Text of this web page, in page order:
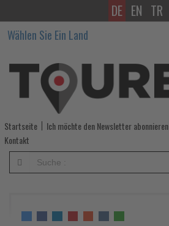
alltours
lädt
Reisebüros
zu
Inforeise
nach
Rhodos
DE EN TR
Wählen Sie Ein Land
Startseite Ich möchte den Newsletter abonnieren
Kontakt